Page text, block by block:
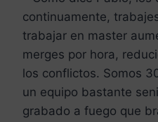
continuamente,
trabajar en master
merges por hora,
los conflictos. Somos
un equipo bastante
grabado a fuego que